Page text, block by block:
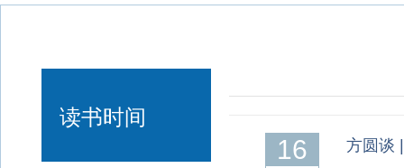
读书时间
16 方圆谈